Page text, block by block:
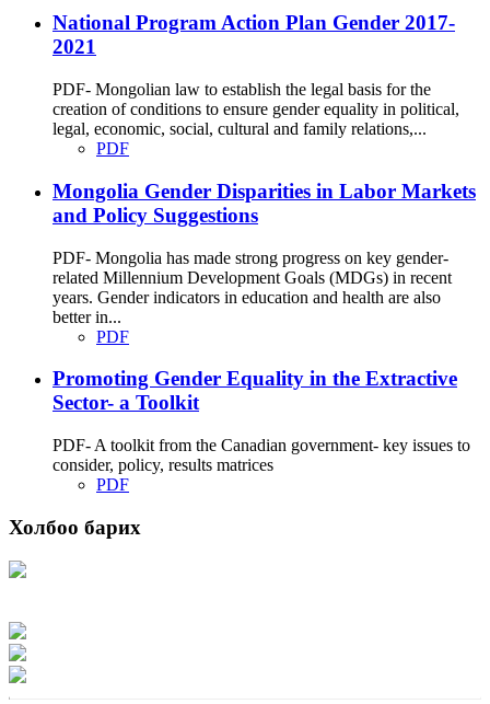
National Program Action Plan Gender 2017-
2021
PDF- Mongolian law to establish the legal basis for the
creation of conditions to ensure gender equality in political,
legal, economic, social, cultural and family relations,...
PDF
Mongolia Gender Disparities in Labor Markets
and Policy Suggestions
PDF- Mongolia has made strong progress on key gender-
related Millennium Development Goals (MDGs) in recent
years. Gender indicators in education and health are also
better in...
PDF
Promoting Gender Equality in the Extractive
Sector- a Toolkit
PDF- A toolkit from the Canadian government- key issues to
consider, policy, results matrices
PDF
Холбоо барих